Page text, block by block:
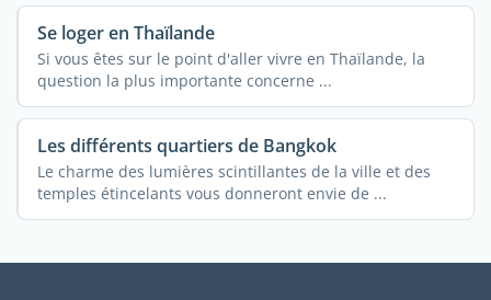
Se loger en Thaïlande
Si vous êtes sur le point d'aller vivre en Thaïlande, la
question la plus importante concerne ...
Les différents quartiers de Bangkok
Le charme des lumières scintillantes de la ville et des
temples étincelants vous donneront envie de ...